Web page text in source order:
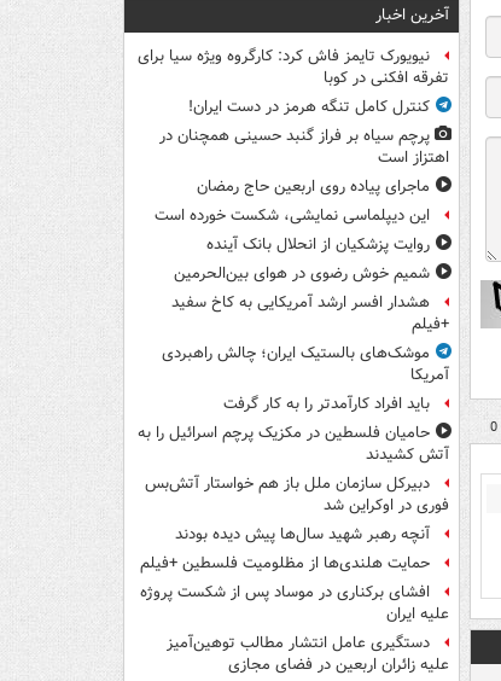
آخرین اخبار
نیویورک تایمز فاش کرد: کارگروه ویژه سیا برای
تفرقه افکنی در کوبا
کنترل کامل تنگه هرمز در دست ایران!
پرچم سیاه بر فراز گنبد حسینی همچنان در
اهتزاز است
ماجرای پیاده روی اربعین حاج رمضان
این دیپلماسی نمایشی، شکست خورده است
روایت پزشکیان از انحلال بانک آینده
شمیم خوش رضوی در هوای بین‌الحرمین
هشدار افسر ارشد آمریکایی به کاخ سفید
+فیلم
موشک‌های بالستیک ایران؛ چالش راهبردی
آمریکا
باید افراد کارآمدتر را به کار گرفت
حامیان فلسطین در مکزیک پرچم اسرائیل را به
آتش کشیدند
دبیرکل سازمان ملل باز هم خواستار آتش‌بس
فوری در اوکراین شد
آنچه رهبر شهید سال‌ها پیش دیده بودند
حمایت هلندی‌ها از مظلومیت فلسطین +فیلم
افشای برکناری در موساد پس از شکست پروژه
علیه ایران
دستگیری عامل انتشار مطالب توهین‌آمیز
علیه زائران اربعین در فضای مجازی